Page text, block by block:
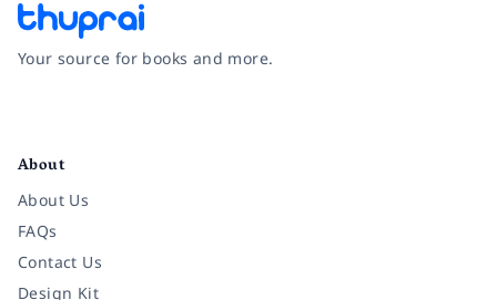
Your source for books and more.
About
About Us
FAQs
Contact Us
Design Kit